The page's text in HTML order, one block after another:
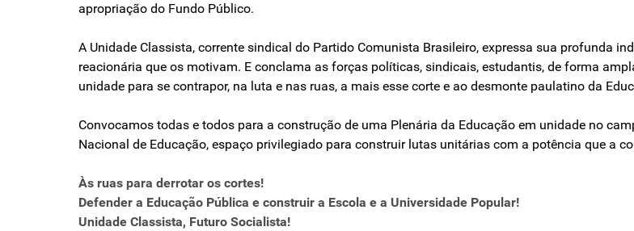
apropriação do Fundo Público.
A Unidade Classista, corrente sindical do Partido Comunista Brasileiro, expressa sua profunda
reacionária que os motivam. E conclama as forças políticas, sindicais, estudantis, de forma
unidade para se contrapor, na luta e nas ruas, a mais esse corte e ao desmonte paulatino da
Convocamos todas e todos para a construção de uma Plenária da Educação em unidade no
Nacional de Educação, espaço privilegiado para construir lutas unitárias com a potência que a
Às ruas para derrotar os cortes!
Defender a Educação Pública e construir a Escola e a Universidade Popular!
Unidade Classista, Futuro Socialista!